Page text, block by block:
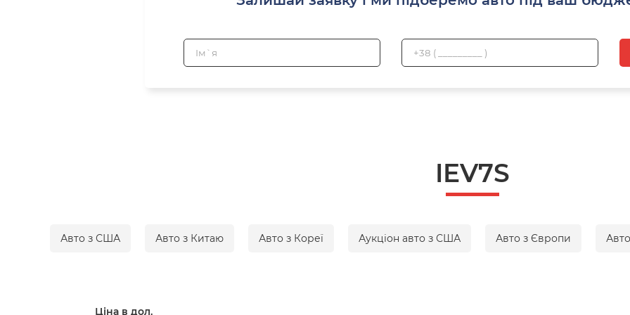
IEV7S
Авто з США Авто з Китаю Авто з Кореї Аукціон авто з США Авто з Європи
Ціна в дол.